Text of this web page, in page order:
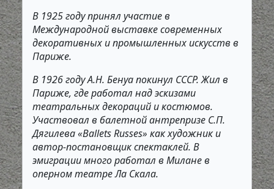
В 1925 году принял участие в
Международной выставке современных
декоративных и промышленных искусств в
Париже.
В 1926 году А.Н. Бенуа покинул СССР. Жил в
Париже, где работал над эскизами
театральных декораций и костюмов.
Участвовал в балетной антрепризе С.П.
Дягилева «Ballets Russes» как художник и
автор-постановщик спектаклей. В
эмиграции много работал в Милане в
оперном театре Ла Скала.